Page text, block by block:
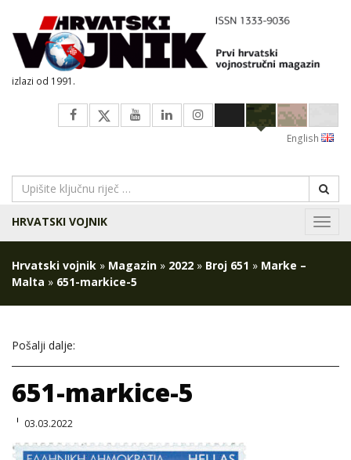
izlazi od 1991.
English
HRVATSKI VOJNIK
Hrvatski vojnik » Magazin » 2022 » Broj 651 » Marke –
Malta » 651-markice-5
Pošalji dalje:
651-markice-5
03.03.2022